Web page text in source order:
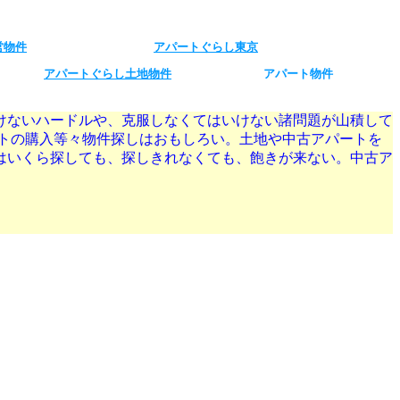
物件
アパートぐらし東京
アパートぐらし土地物件
アパート物件
いハードルや、克服しなくてはいけない諸問題が山積して
購入等々物件探しはおもしろい。土地や中古アパートを
くら探しても、探しきれなくても、飽きが来ない。中古ア